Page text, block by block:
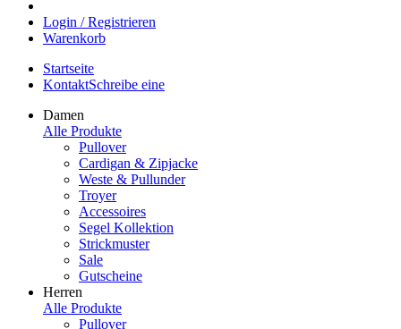
Login / Registrieren
Warenkorb
Startseite
KontaktSchreibe eine
Damen
Alle Produkte
Pullover
Cardigan & Zipjacke
Weste & Pullunder
Troyer
Accessoires
Segel Kollektion
Strickmuster
Sale
Gutscheine
Herren
Alle Produkte
Pullover